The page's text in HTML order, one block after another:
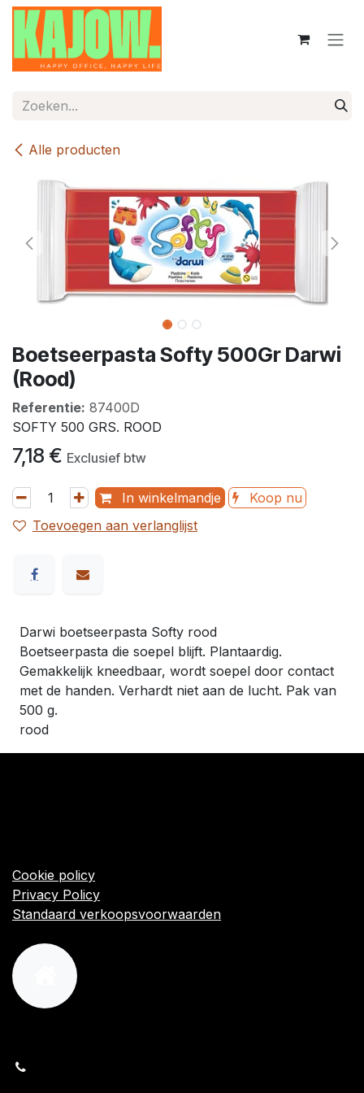
Overslaan naar inhoud
Alle producten
Boetseerpasta Softy 500Gr Darwi
(Rood)
Referentie: 87400D
SOFTY 500 GRS. ROOD
7,18 € Exclusief btw
In winkelmandje
Koop nu
Toevoegen aan verlanglijst
Darwi boetseerpasta Softy rood
Boetseerpasta die soepel blijft. Plantaardig.
Gemakkelijk kneedbaar, wordt soepel door contact
met de handen. Verhardt niet aan de lucht. Pak van
500 g.
rood
Cookie policy
Privacy Policy
Standaard verkoopsvoorwaarden